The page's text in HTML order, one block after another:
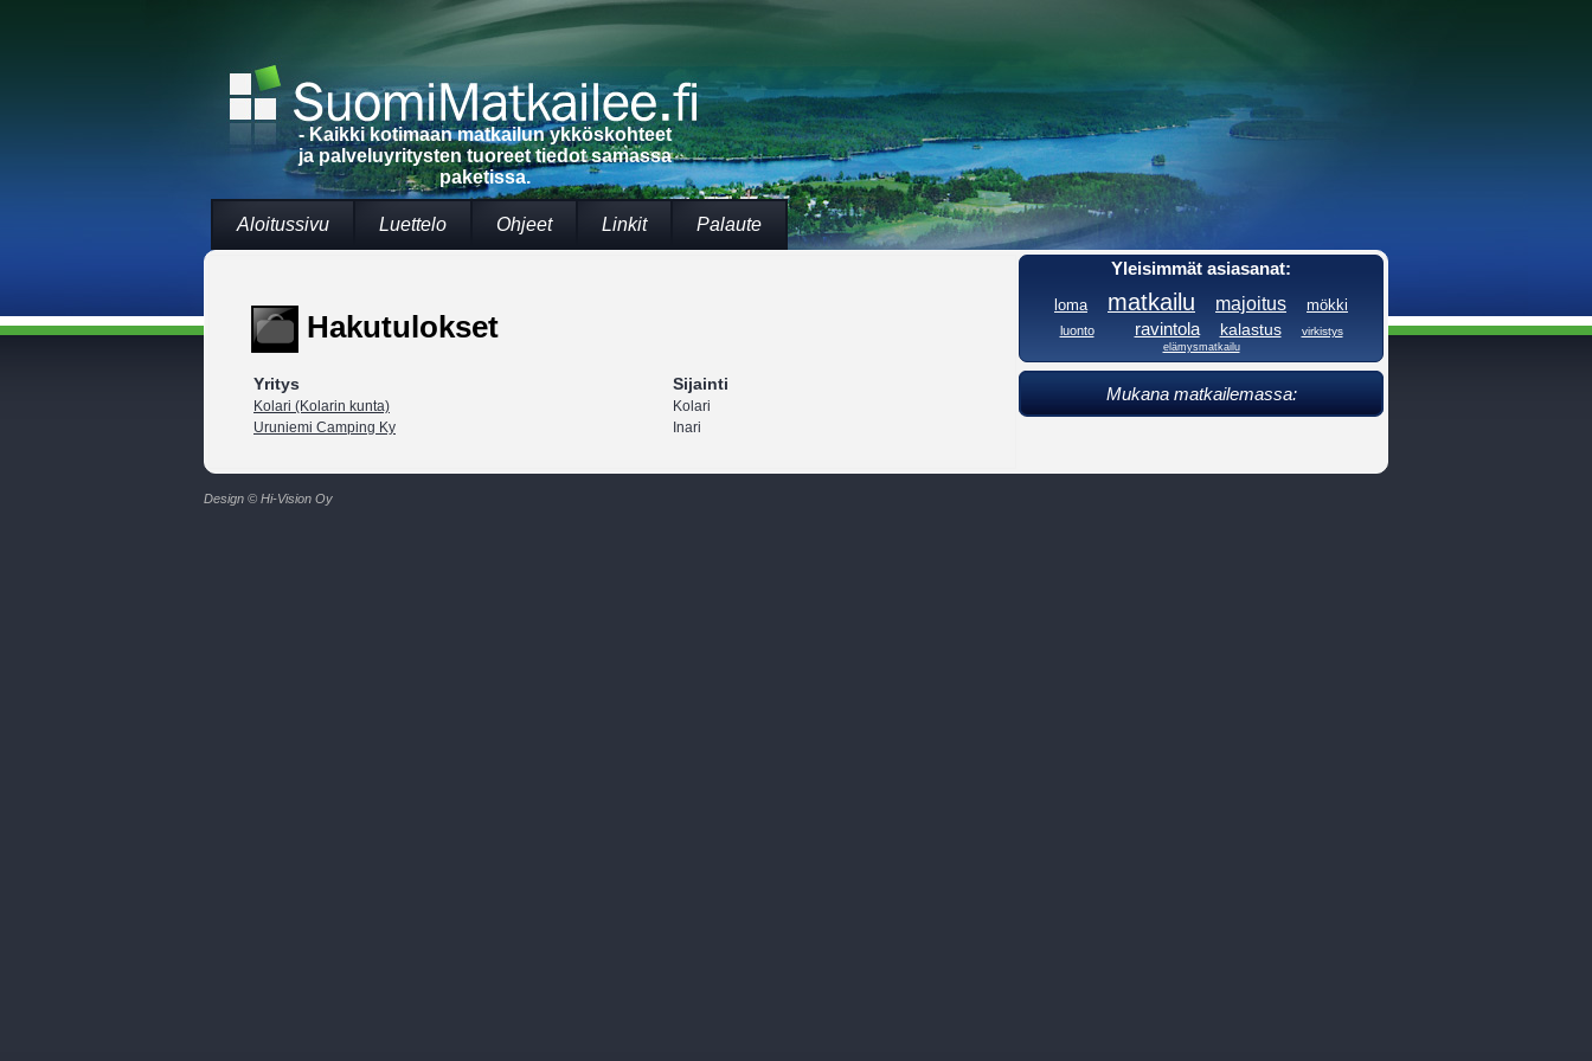
- Kaikki kotimaan matkailun ykköskohteet
ja palveluyritysten tuoreet tiedot samassa
paketissa.
Aloitussivu Luettelo Ohjeet Linkit Palaute
Hakutulokset
Yritys Sijainti
Kolari (Kolarin kunta)
Kolari
Uruniemi Camping Ky
Inari
Yleisimmät asiasanat:
loma matkailu majoitus mökki
luonto ravintola kalastus virkistys
elämysmatkailu
Mukana matkailemassa:
Design © Hi-Vision Oy